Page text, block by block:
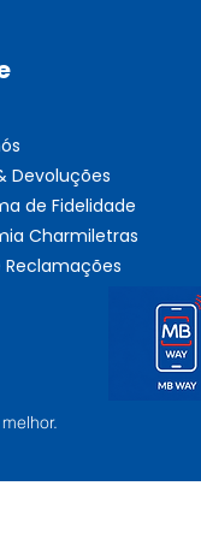
Devoluções
de Fidelidade
Charmiletras
Reclamações